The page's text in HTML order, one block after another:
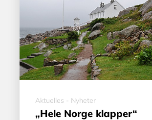
Aktuelles - Nyheter
„Hele Norge klapper“